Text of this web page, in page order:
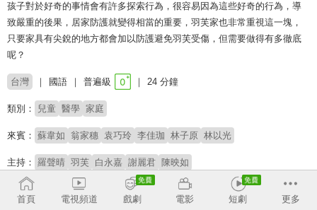
孩子對於好奇的事情會有許多探索行為，很容易因為這些好奇的行為，導
致嚴重的後果，居家防護就變得相當的重要，羽芙家也非常重視這一塊，
只要家具有尖銳的地方都會加以防護避免羽芙受傷，但需要做得有多徹底
呢？
台灣 國語 普遍級 24 分鐘
類別： 兒童 醫學 家庭
來賓： 蘇韋如 翁家穗 袁巧玲 李佳珈 林子原 林以光
主持： 羅聲晴 羽芙 白永嘉 謝麗君 陳映如
# 健康保健
首頁
電視頻道 戲劇 電影 短劇 更多